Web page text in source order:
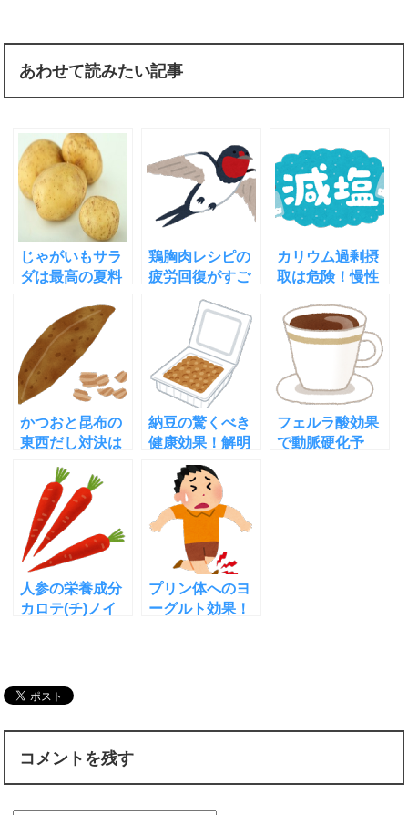
あわせて読みたい記事
じゃがいもサラ
ダは最高の夏料
テ肌荒れに効く
理由
鶏胸肉レシピの
疲労回復がすご
い！渡り鳥が休
まず飛べる仕組
カリウム過剰摂
取は危険！慢性
塩しおはダメ
かつおと昆布の
東西だし対決は
ったのか
納豆の驚くべき
健康効果！解明
された12項目を
ご紹介
フェルラ酸効果
で動脈硬化予
人参の栄養成分
カロテ(チ)ノイ
プリン体へのヨ
ーグルト効果！
コメントを残す